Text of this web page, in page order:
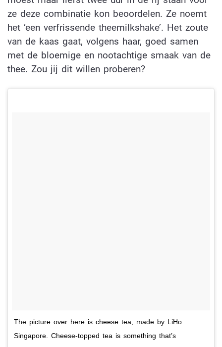
ze deze combinatie kon beoordelen. Ze noemt
het ‘een verfrissende theemilkshake’. Het zoute
van de kaas gaat, volgens haar, goed samen
met de bloemige en nootachtige smaak van de
thee. Zou jij dit willen proberen?
The picture over here is cheese tea, made by LiHo
Singapore. Cheese-topped tea is something that’s